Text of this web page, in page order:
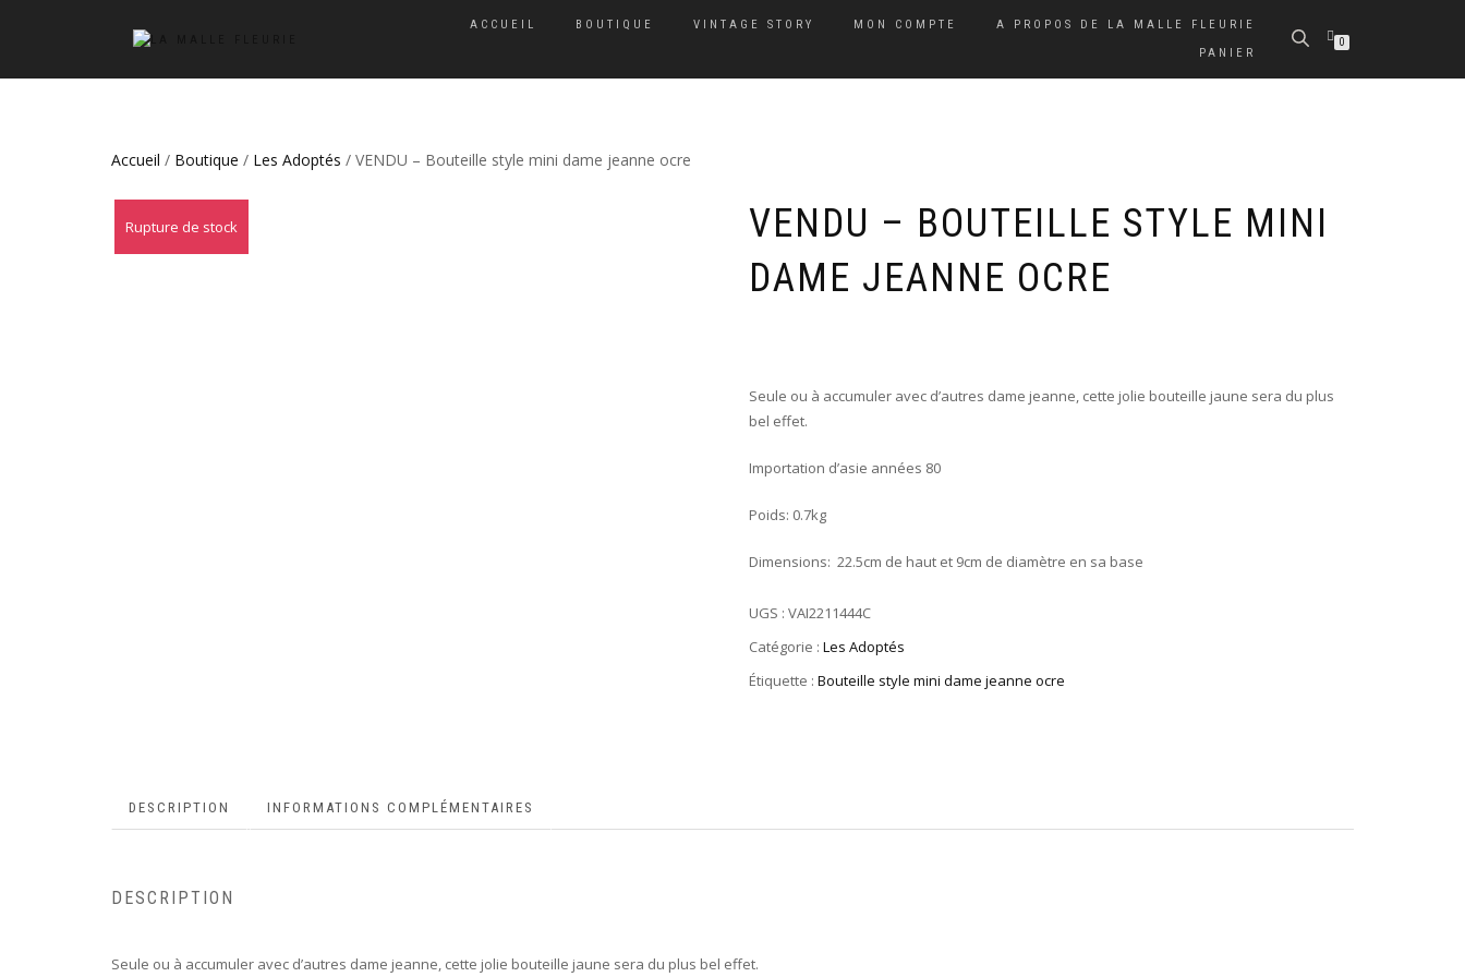
ACCUEIL BOUTIQUE VINTAGE STORY MON COMPTE
A PROPOS DE LA MALLE FLEURIE
PANIER
0
Accueil / Boutique / Les Adoptés / VENDU – Bouteille style mini dame jeanne ocre
Rupture de stock
VENDU – BOUTEILLE STYLE MINI
DAME JEANNE OCRE
Seule ou à accumuler avec d’autres dame jeanne, cette jolie bouteille jaune sera du plus
bel effet.
Importation d’asie années 80
Poids: 0.7kg
Dimensions: 22.5cm de haut et 9cm de diamètre en sa base
UGS : VAI2211444C
Catégorie : Les Adoptés
Étiquette : Bouteille style mini dame jeanne ocre
DESCRIPTION INFORMATIONS COMPLÉMENTAIRES
DESCRIPTION
Seule ou à accumuler avec d’autres dame jeanne, cette jolie bouteille jaune sera du plus bel effet.